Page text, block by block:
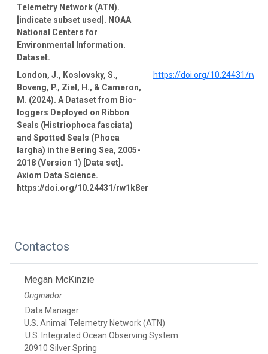
Telemetry Network (ATN).
[indicate subset used]. NOAA
National Centers for
Environmental Information.
Dataset.
London, J., Koslovsky, S.,
Boveng, P., Ziel, H., & Cameron,
M. (2024). A Dataset from Bio-
loggers Deployed on Ribbon
Seals (Histriophoca fasciata)
and Spotted Seals (Phoca
largha) in the Bering Sea, 2005-
2018 (Version 1) [Data set].
Axiom Data Science.
https://doi.org/10.24431/rw1k8er
https://doi.org/10.24431/
Contactos
Megan McKinzie
Originador
Data Manager
U.S. Animal Telemetry Network (ATN)
U.S. Integrated Ocean Observing System
20910 Silver Spring